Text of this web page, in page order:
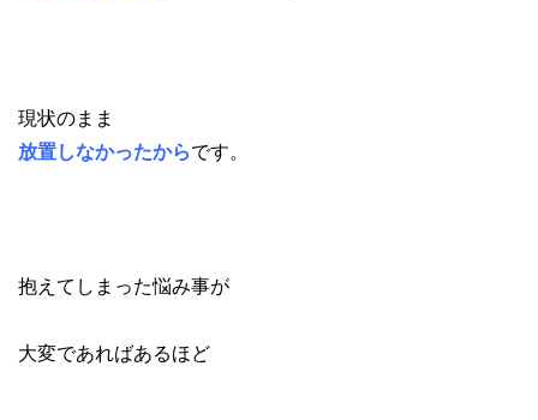
現状のまま
放置しなかったからです。
抱えてしまった悩み事が
大変であればあるほど